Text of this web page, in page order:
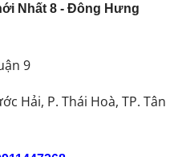
Nhất 8 - Đông Hưng
9
Hải, P. Thái Hoà, TP. Tân